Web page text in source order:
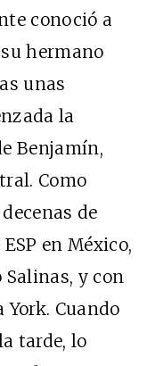
conoció a
hermano
unas
la
Benjamín,
Como
de
en México,
y con
York. Cuando
tarde, lo